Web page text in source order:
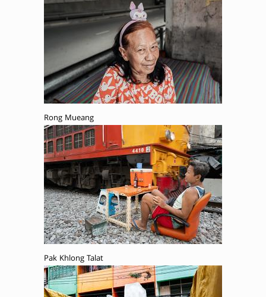
Rong Mueang
Pak Khlong Talat